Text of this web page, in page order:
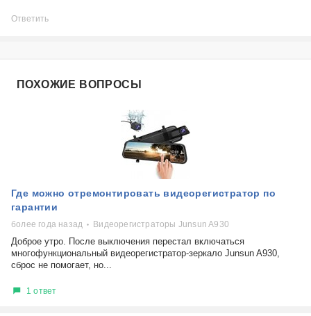
Ответить
ПОХОЖИЕ ВОПРОСЫ
Где можно отремонтировать видеорегистратор по
гарантии
более года назад Видеорегистраторы Junsun A930
Доброе утро. После выключения перестал включаться
многофункциональный видеорегистратор-зеркало Junsun A930,
сброс не помогает, но...
1 ответ